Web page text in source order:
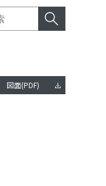
図面(PDF)